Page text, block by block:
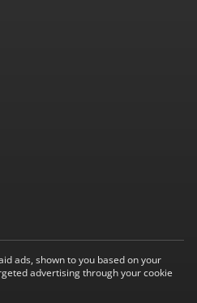
ads, shown to you based on your
advertising through your cookie